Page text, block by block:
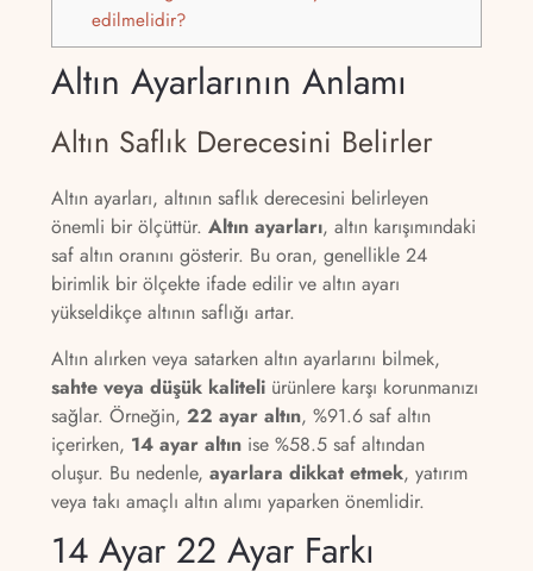
edilmelidir?
Altın Ayarlarının Anlamı
Altın Saflık Derecesini Belirler
Altın ayarları, altının saflık derecesini belirleyen
önemli bir ölçüttür. Altın ayarları, altın karışımındaki
saf altın oranını gösterir. Bu oran, genellikle 24
birimlik bir ölçekte ifade edilir ve altın ayarı
yükseldikçe altının saflığı artar.
Altın alırken veya satarken altın ayarlarını bilmek,
sahte veya düşük kaliteli ürünlere karşı korunmanızı
sağlar. Örneğin, 22 ayar altın, %91.6 saf altın
içerirken, 14 ayar altın ise %58.5 saf altından
oluşur. Bu nedenle, ayarlara dikkat etmek, yatırım
veya takı amaçlı altın alımı yaparken önemlidir.
14 Ayar 22 Ayar Farkı